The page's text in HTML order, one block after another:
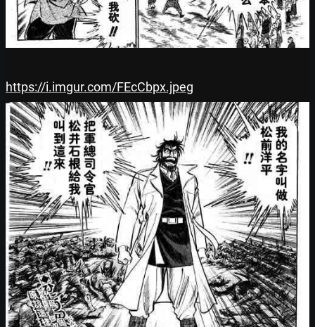
https://i.imgur.com/FEcCbpx.jpeg